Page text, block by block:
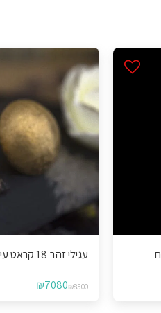
עגילי זהב 18 קראט עיגול עם טקסטורה
₪8500
₪7080